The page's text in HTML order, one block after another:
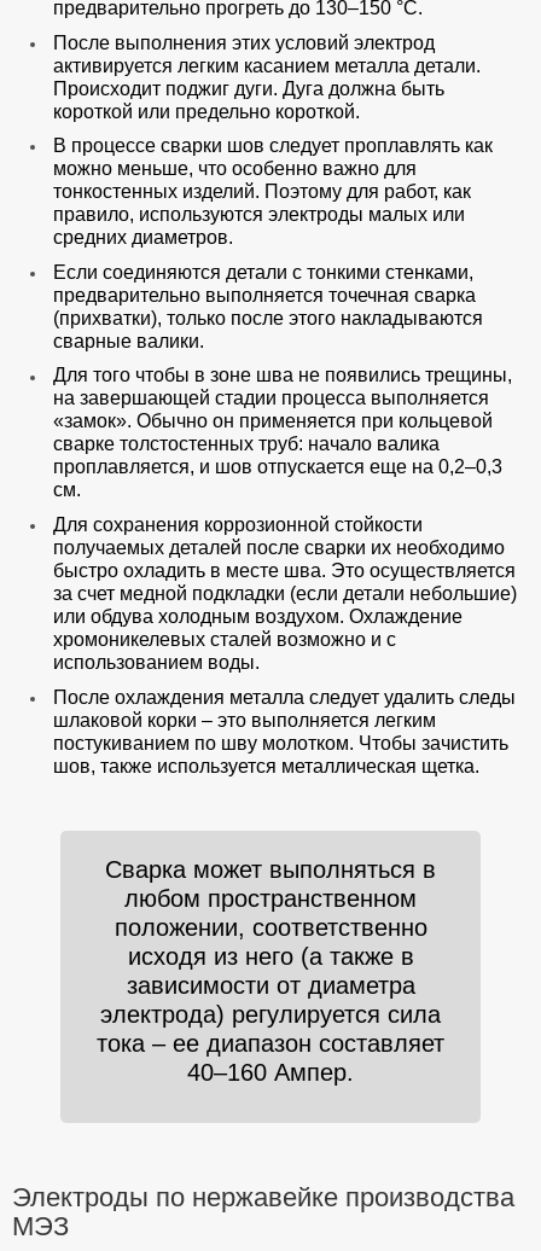
предварительно прогреть до 130–150 °C.
После выполнения этих условий электрод
активируется легким касанием металла детали.
Происходит поджиг дуги. Дуга должна быть
короткой или предельно короткой.
В процессе сварки шов следует проплавлять как
можно меньше, что особенно важно для
тонкостенных изделий. Поэтому для работ, как
правило, используются электроды малых или
средних диаметров.
Если соединяются детали с тонкими стенками,
предварительно выполняется точечная сварка
(прихватки), только после этого накладываются
сварные валики.
Для того чтобы в зоне шва не появились трещины,
на завершающей стадии процесса выполняется
«замок». Обычно он применяется при кольцевой
сварке толстостенных труб: начало валика
проплавляется, и шов отпускается еще на 0,2–0,3
см.
Для сохранения коррозионной стойкости
получаемых деталей после сварки их необходимо
быстро охладить в месте шва. Это осуществляется
за счет медной подкладки (если детали небольшие)
или обдува холодным воздухом. Охлаждение
хромоникелевых сталей возможно и с
использованием воды.
После охлаждения металла следует удалить следы
шлаковой корки – это выполняется легким
постукиванием по шву молотком. Чтобы зачистить
шов, также используется металлическая щетка.
Сварка может выполняться в
любом пространственном
положении, соответственно
исходя из него (а также в
зависимости от диаметра
электрода) регулируется сила
тока – ее диапазон составляет
40–160 Ампер.
Электроды по нержавейке производства
МЭЗ